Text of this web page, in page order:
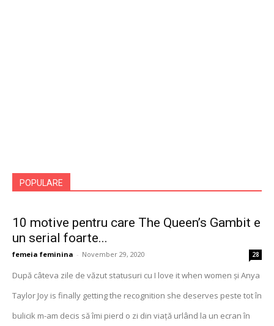
POPULARE
10 motive pentru care The Queen’s Gambit e
un serial foarte...
femeia feminina - November 29, 2020 28
După câteva zile de văzut statusuri cu I love it when women și Anya
Taylor Joy is finally getting the recognition she deserves peste tot în
bulicik m-am decis să îmi pierd o zi din viață urlând la un ecran în